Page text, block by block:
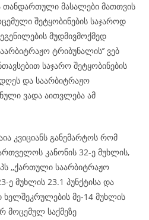
მასალები მათთვის
შეტყობინების საჯაროდ
მუდმივმოქმედ
ტრიბუნალის’’ ვებ
საჯარო შეტყობინების
დღეს და საარბიტრაჟო
ვადა აითვლება ამ
კვიციანს განემარტოს რომ
კანონის 32-ე მუხლის,
,,ქართული საარბიტრაჟო
ე მუხლის 23.1 პუნქტისა და
მე-14 მუხლის
მოცემულ საქმეზე